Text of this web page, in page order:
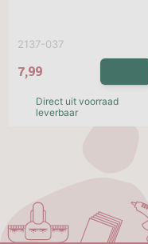
2137-037
7,99
Direct uit voorraad
leverbaar